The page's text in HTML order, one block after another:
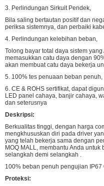
3. Perlindungan Sirkuit Pendek,
Bila saling bertautan positif dan
periksa sistemnya, dan perbaiki
4. Perlindungan kelebihan beban,
Tolong bayar total daya sistem
memasukkan catu daya dengan
akan membuat catu daya bekerja
5. 100% tes penuaan beban
6. CE & ROHS sertifikat, dapat
LED panel cahaya, banjir cahaya,
dan seterusnya
Deskripsi:
Berkualitas tinggi, dengan harga
mengkhususkan diri pada driver
yang telah bekerja sama dengan
MOQ MALL, membantu Anda
selangkah demi selangkah .
100% beban penuh pengujian IP67
Proteksi: